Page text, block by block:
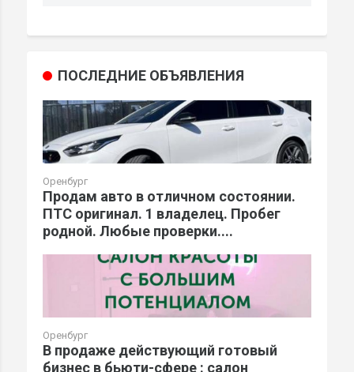
ПОСЛЕДНИЕ ОБЪЯВЛЕНИЯ
Оренбург
Продам авто в отличном состоянии.
ПТС оригинал. 1 владелец. Пробег
родной. Любые проверки....
Оренбург
В продаже действующий готовый
бизнес в бьюти-сфере : салон